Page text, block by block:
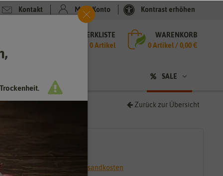
Kontakt Mein Konto Kontrast erhöhen
MERKLISTE
0 Artikel
WARENKORB
0Artikel /0,00 €
SALE
Zurück zur Übersicht
* inkl. 7% MwSt. zzgl. Versandkosten